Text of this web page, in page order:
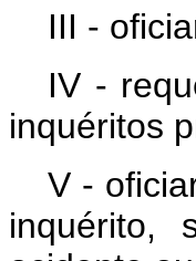
III -
IV -
inquéritos
V -
inquérito,